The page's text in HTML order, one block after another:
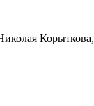
Корыткова,